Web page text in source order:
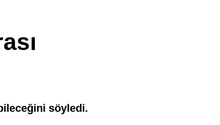
söyledi.